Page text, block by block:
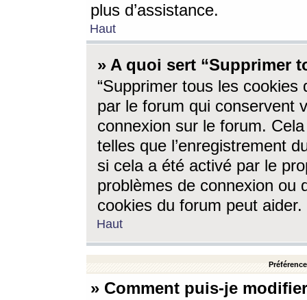
plus d’assistance.
Haut
» A quoi sert “Supprimer
“Supprimer tous les cookies
par le forum qui conservent
connexion sur le forum.
telles que l’enregistrement
si cela a été activé par le
problèmes de connexion ou
cookies du forum peut aider.
Haut
» Comment puis-je